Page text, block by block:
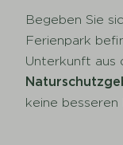
Begeben Sie
Ferienpark
Unterkunft aus
keine